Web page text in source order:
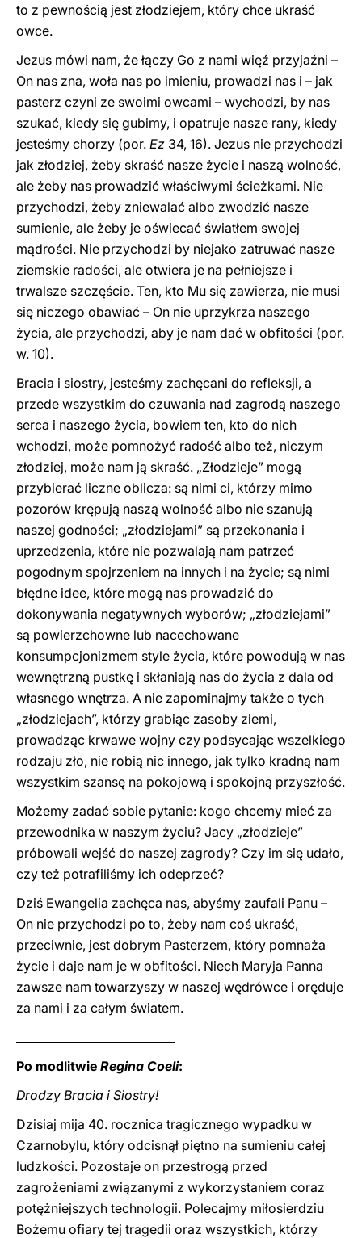
to z pewnością jest złodziejem, który chce ukraść
owce.
Jezus mówi nam, że łączy Go z nami więź przyjaźni –
On nas zna, woła nas po imieniu, prowadzi nas i – jak
pasterz czyni ze swoimi owcami – wychodzi, by nas
szukać, kiedy się gubimy, i opatruje nasze rany, kiedy
jesteśmy chorzy (por. Ez 34, 16). Jezus nie przychodzi
jak złodziej, żeby skraść nasze życie i naszą wolność,
ale żeby nas prowadzić właściwymi ścieżkami. Nie
przychodzi, żeby zniewalać albo zwodzić nasze
sumienie, ale żeby je oświecać światłem swojej
mądrości. Nie przychodzi by niejako zatruwać nasze
ziemskie radości, ale otwiera je na pełniejsze i
trwalsze szczęście. Ten, kto Mu się zawierza, nie musi
się niczego obawiać – On nie uprzykrza naszego
życia, ale przychodzi, aby je nam dać w obfitości (por.
w. 10).
Bracia i siostry, jesteśmy zachęcani do refleksji, a
przede wszystkim do czuwania nad zagrodą naszego
serca i naszego życia, bowiem ten, kto do nich
wchodzi, może pomnożyć radość albo też, niczym
złodziej, może nam ją skraść. „Złodzieje” mogą
przybierać liczne oblicza: są nimi ci, którzy mimo
pozorów krępują naszą wolność albo nie szanują
naszej godności; „złodziejami” są przekonania i
uprzedzenia, które nie pozwalają nam patrzeć
pogodnym spojrzeniem na innych i na życie; są nimi
błędne idee, które mogą nas prowadzić do
dokonywania negatywnych wyborów; „złodziejami”
są powierzchowne lub nacechowane
konsumpcjonizmem style życia, które powodują w nas
wewnętrzną pustkę i skłaniają nas do życia z dala od
własnego wnętrza. A nie zapominajmy także o tych
„złodziejach”, którzy grabiąc zasoby ziemi,
prowadząc krwawe wojny czy podsycając wszelkiego
rodzaju zło, nie robią nic innego, jak tylko kradną nam
wszystkim szansę na pokojową i spokojną przyszłość.
Możemy zadać sobie pytanie: kogo chcemy mieć za
przewodnika w naszym życiu? Jacy „złodzieje”
próbowali wejść do naszej zagrody? Czy im się udało,
czy też potrafiliśmy ich odeprzeć?
Dziś Ewangelia zachęca nas, abyśmy zaufali Panu –
On nie przychodzi po to, żeby nam coś ukraść,
przeciwnie, jest dobrym Pasterzem, który pomnaża
życie i daje nam je w obfitości. Niech Maryja Panna
zawsze nam towarzyszy w naszej wędrówce i oręduje
za nami i za całym światem.
Po modlitwie Regina Coeli:
Drodzy Bracia i Siostry!
Dzisiaj mija 40. rocznica tragicznego wypadku w
Czarnobylu, który odcisnął piętno na sumieniu całej
ludzkości. Pozostaje on przestrogą przed
zagrożeniami związanymi z wykorzystaniem coraz
potężniejszych technologii. Polecajmy miłosierdziu
Bożemu ofiary tej tragedii oraz wszystkich, którzy